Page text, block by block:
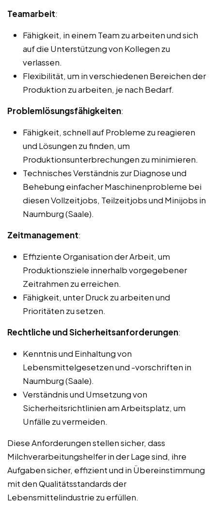
Teamarbeit:
Fähigkeit, in einem Team zu arbeiten und sich
auf die Unterstützung von Kollegen zu
verlassen.
Flexibilität, um in verschiedenen Bereichen der
Produktion zu arbeiten, je nach Bedarf.
Problemlösungsfähigkeiten:
Fähigkeit, schnell auf Probleme zu reagieren
und Lösungen zu finden, um
Produktionsunterbrechungen zu minimieren.
Technisches Verständnis zur Diagnose und
Behebung einfacher Maschinenprobleme bei
diesen Vollzeitjobs, Teilzeitjobs und Minijobs in
Naumburg (Saale).
Zeitmanagement:
Effiziente Organisation der Arbeit, um
Produktionsziele innerhalb vorgegebener
Zeitrahmen zu erreichen.
Fähigkeit, unter Druck zu arbeiten und
Prioritäten zu setzen.
Rechtliche und Sicherheitsanforderungen:
Kenntnis und Einhaltung von
Lebensmittelgesetzen und -vorschriften in
Naumburg (Saale).
Verständnis und Umsetzung von
Sicherheitsrichtlinien am Arbeitsplatz, um
Unfälle zu vermeiden.
Diese Anforderungen stellen sicher, dass
Milchverarbeitungshelfer in der Lage sind, ihre
Aufgaben sicher, effizient und in Übereinstimmung
mit den Qualitätsstandards der
Lebensmittelindustrie zu erfüllen.